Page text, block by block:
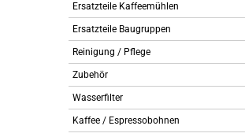
Ersatzteile Kaffeemühlen
Ersatzteile Baugruppen
Reinigung / Pflege
Zubehör
Wasserfilter
Kaffee / Espressobohnen